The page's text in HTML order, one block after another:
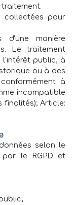
collectées pour
manière
Le traitement
public, à
ou à des
à
incompatible
finalités); Article:
selon le
par le RGPD et